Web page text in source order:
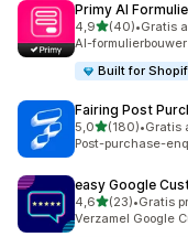
Primy AI
4,9van 5 sterren
(40)
40 recensies in
•Gratis
AI-
Built for
Fairing Post
5,0van 5 sterren
(180)
180 recensies in
•Gratis
Post-purchase-
easy Google
4,6van 5 sterren
(23)
23 recensies in
•Gratis
Verzamel Google